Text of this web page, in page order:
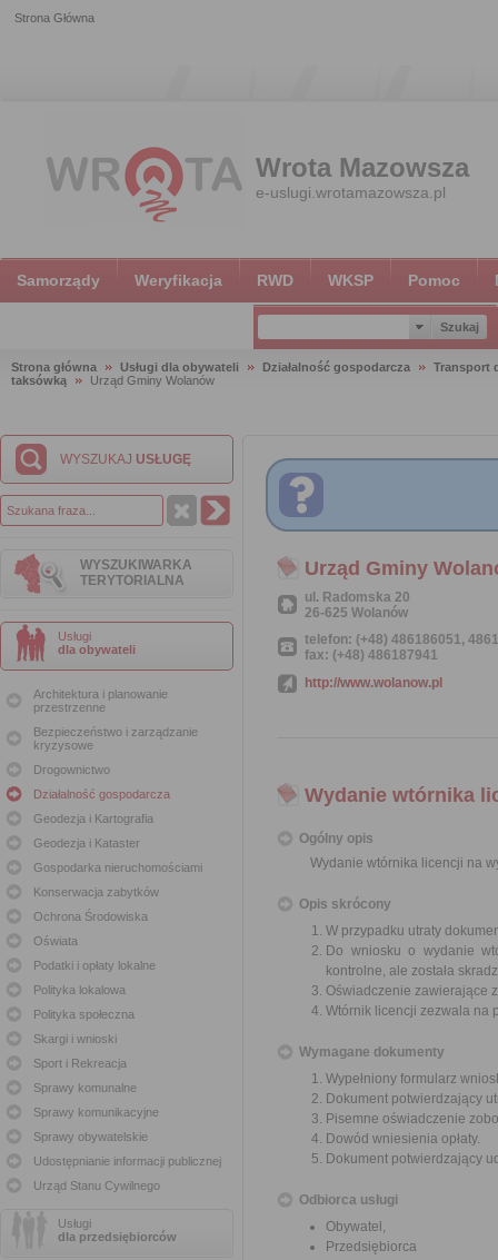
Strona Główna
Wrota Mazowsza
e-uslugi.wrotamazowsza.pl
Samorządy Weryfikacja RWD WKSP Pomoc
Strona główna Usługi dla obywateli Działalność gospodarcza
Transport
taksówką
Urząd Gminy Wolanów
WYSZUKAJ USŁUGĘ
WYSZUKIWARKA
TERYTORIALNA
Usługi
dla obywateli
Architektura i planowanie
przestrzenne
Bezpieczeństwo i zarządzanie
kryzysowe
Drogownictwo
Działalność gospodarcza
Geodezja i Kartografia
Geodezja i Kataster
Gospodarka nieruchomościami
Konserwacja zabytków
Ochrona Środowiska
Oświata
Podatki i opłaty lokalne
Polityka lokalowa
Polityka społeczna
Skargi i wnioski
Sport i Rekreacja
Sprawy komunalne
Sprawy komunikacyjne
Sprawy obywatelskie
Udostępnianie informacji publicznej
Urząd Stanu Cywilnego
Usługi
dla przedsiębiorców
Urząd Gminy
ul. Radomska 20
26-625 Wolanów
telefon: (+48) 486186051,
fax: (+48) 486187941
http://www.wolanow.pl
Wydanie wtórnika
Ogólny opis
Wydanie wtórnika licencji na
Opis skrócony
W przypadku utraty
Do wniosku o wydanie
kontrolne, ale została
Oświadczenie zawierające
Wtórnik licencji zezwala na
Wymagane dokumenty
Wypełniony formularz
Dokument potwierdzający
Pisemne oświadczenie
Dowód wniesienia opłaty.
Dokument potwierdzający
Odbiorca usługi
Obywatel,
Przedsiębiorca